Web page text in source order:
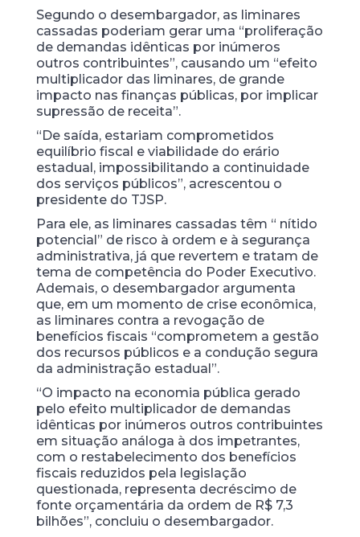
Segundo o desembargador, as liminares
cassadas poderiam gerar uma “proliferação
de demandas idênticas por inúmeros
outros contribuintes”, causando um “efeito
multiplicador das liminares, de grande
impacto nas finanças públicas, por implicar
supressão de receita”.
“De saída, estariam comprometidos
equilíbrio fiscal e viabilidade do erário
estadual, impossibilitando a continuidade
dos serviços públicos”, acrescentou o
presidente do TJSP.
Para ele, as liminares cassadas têm “ nítido
potencial” de risco à ordem e à segurança
administrativa, já que revertem e tratam de
tema de competência do Poder Executivo.
Ademais, o desembargador argumenta
que, em um momento de crise econômica,
as liminares contra a revogação de
benefícios fiscais “comprometem a gestão
dos recursos públicos e a condução segura
da administração estadual”.
“O impacto na economia pública gerado
pelo efeito multiplicador de demandas
idênticas por inúmeros outros contribuintes
em situação análoga à dos impetrantes,
com o restabelecimento dos benefícios
fiscais reduzidos pela legislação
questionada, representa decréscimo de
fonte orçamentária da ordem de R$ 7,3
bilhões”, concluiu o desembargador.